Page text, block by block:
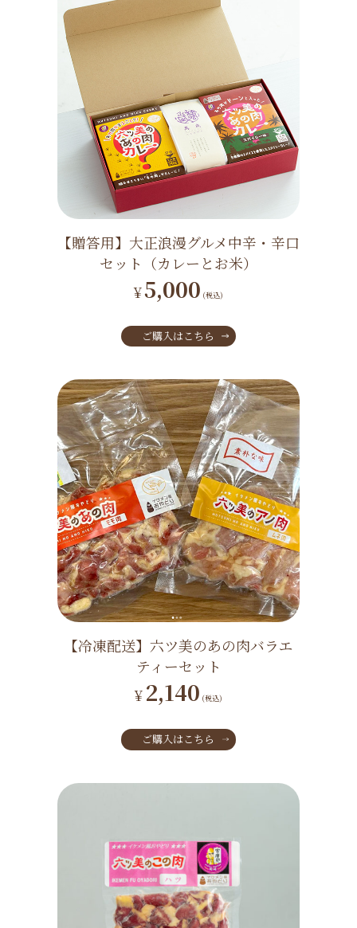
【贈答用】大正浪漫グルメ中辛・辛口
セット（カレーとお米）
¥5,000 (税込)
ご購入はこちら
【冷凍配送】六ツ美のあの肉バラエ
ティーセット
¥2,140 (税込)
ご購入はこちら